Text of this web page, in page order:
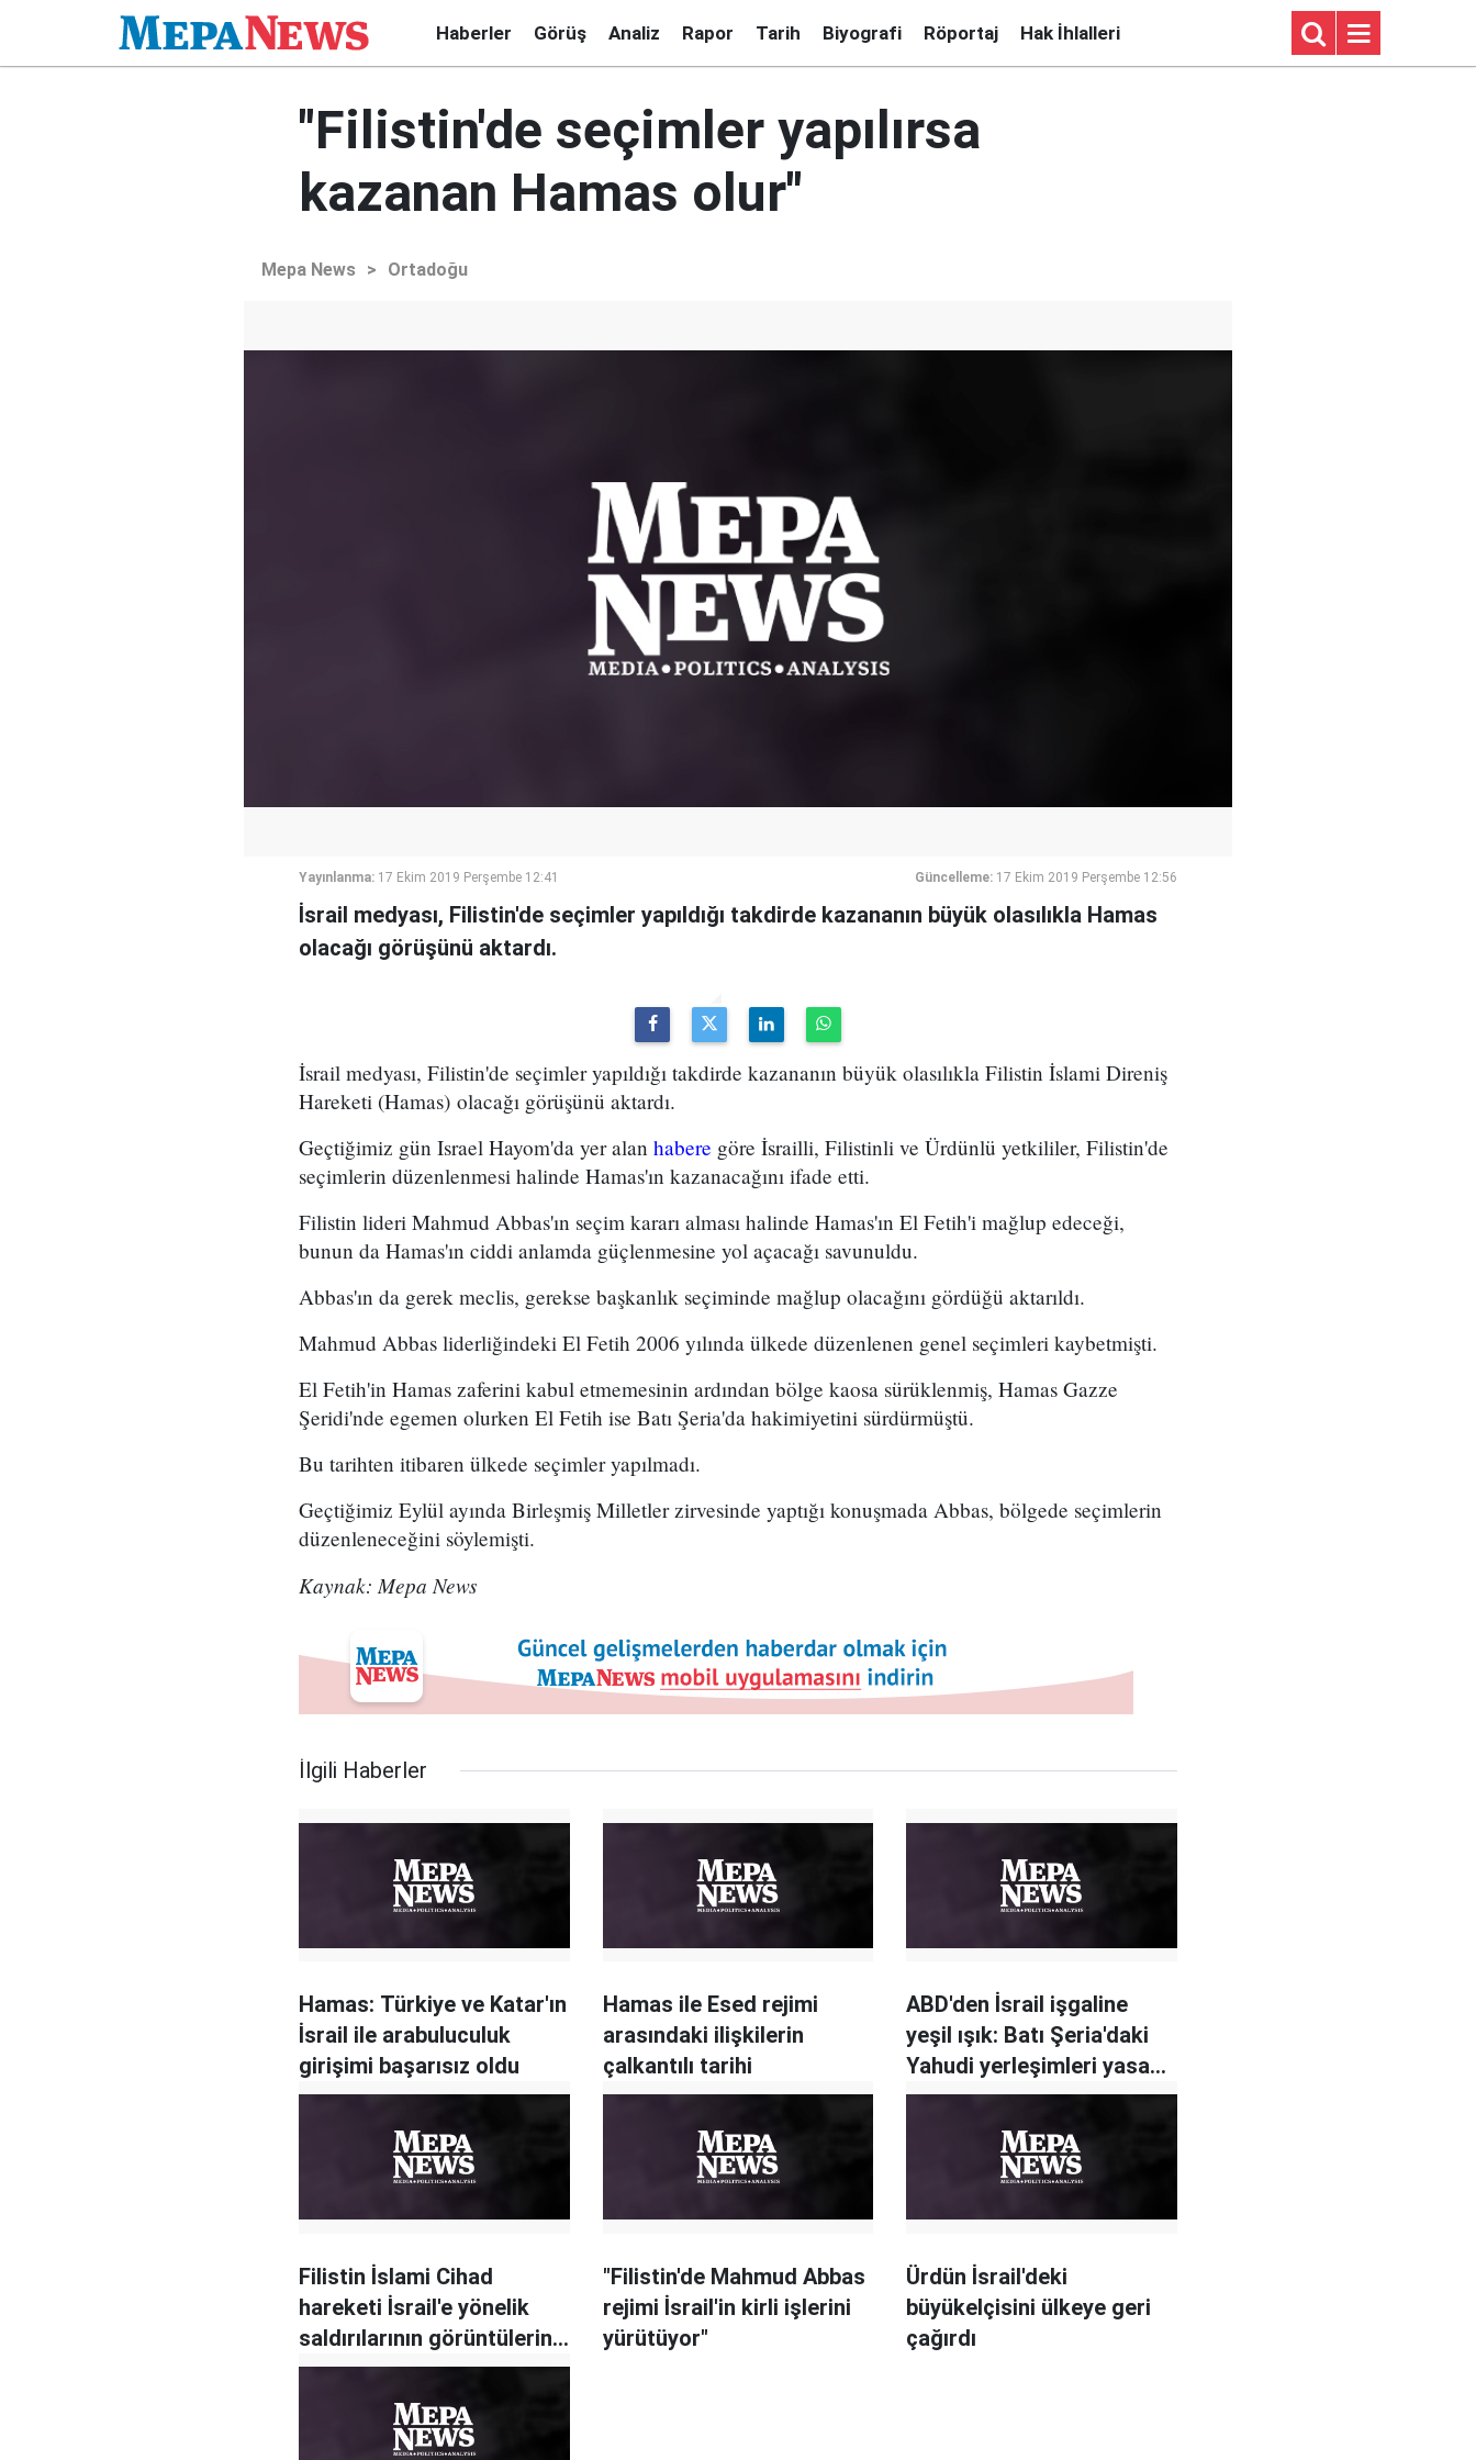
Haberler Görüş Analiz Rapor Tarih Biyografi Röportaj Hak İhlalleri
"Filistin'de seçimler yapılırsa
kazanan Hamas olur"
Mepa News > Ortadoğu
Yayınlanma: 17 Ekim 2019 Perşembe 12:41 Güncelleme: 17 Ekim 2019 Perşembe 12:56
İsrail medyası, Filistin'de seçimler yapıldığı takdirde kazananın büyük olasılıkla Hamas
olacağı görüşünü aktardı.
İsrail medyası, Filistin'de seçimler yapıldığı takdirde kazananın büyük olasılıkla Filistin İslami Direniş
Hareketi (Hamas) olacağı görüşünü aktardı.
Geçtiğimiz gün Israel Hayom'da yer alan habere göre İsrailli, Filistinli ve Ürdünlü yetkililer, Filistin'de
seçimlerin düzenlenmesi halinde Hamas'ın kazanacağını ifade etti.
Filistin lideri Mahmud Abbas'ın seçim kararı alması halinde Hamas'ın El Fetih'i mağlup edeceği,
bunun da Hamas'ın ciddi anlamda güçlenmesine yol açacağı savunuldu.
Abbas'ın da gerek meclis, gerekse başkanlık seçiminde mağlup olacağını gördüğü aktarıldı.
Mahmud Abbas liderliğindeki El Fetih 2006 yılında ülkede düzenlenen genel seçimleri kaybetmişti.
El Fetih'in Hamas zaferini kabul etmemesinin ardından bölge kaosa sürüklenmiş, Hamas Gazze
Şeridi'nde egemen olurken El Fetih ise Batı Şeria'da hakimiyetini sürdürmüştü.
Bu tarihten itibaren ülkede seçimler yapılmadı.
Geçtiğimiz Eylül ayında Birleşmiş Milletler zirvesinde yaptığı konuşmada Abbas, bölgede seçimlerin
düzenleneceğini söylemişti.
Kaynak: Mepa News
İlgili Haberler
Hamas: Türkiye ve Katar'ın
İsrail ile arabuluculuk
girişimi başarısız oldu
Hamas ile Esed rejimi
arasındaki ilişkilerin
çalkantılı tarihi
ABD'den İsrail işgaline
yeşil ışık: Batı Şeria'daki
Yahudi yerleşimleri yasa
dışı değil
Filistin İslami Cihad
hareketi İsrail'e yönelik
saldırılarının görüntülerini
yayınladı
"Filistin'de Mahmud Abbas
rejimi İsrail'in kirli işlerini
yürütüyor"
Ürdün İsrail'deki
büyükelçisini ülkeye geri
çağırdı